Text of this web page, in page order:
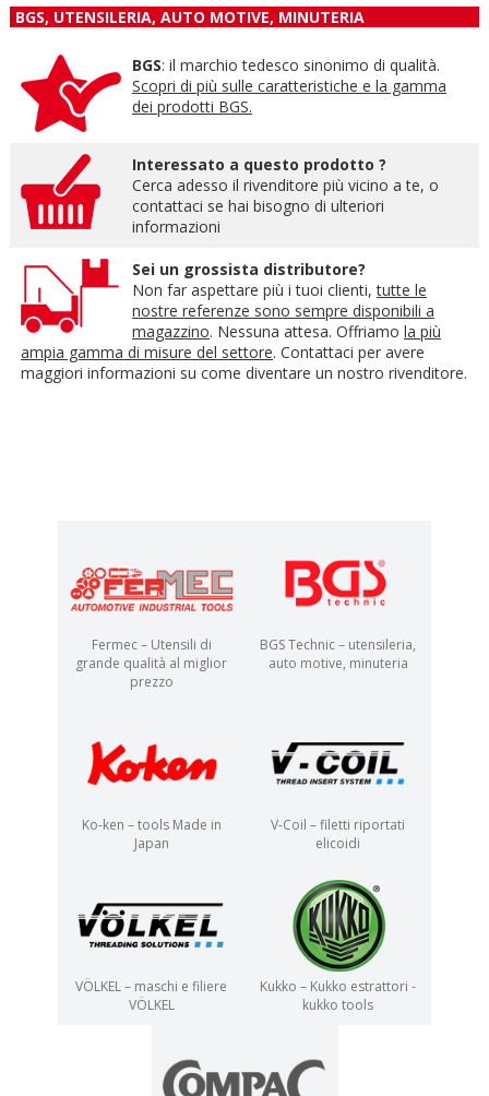
BGS, UTENSILERIA, AUTO MOTIVE, MINUTERIA
BGS: il marchio tedesco sinonimo di qualità.
Scopri di più sulle caratteristiche e la gamma
dei prodotti BGS.
Interessato a questo prodotto ?
Cerca adesso il rivenditore più vicino a te, o
contattaci se hai bisogno di ulteriori
informazioni
Sei un grossista distributore?
Non far aspettare più i tuoi clienti,tutte le
nostre referenze sono sempre disponibili a
magazzino. Nessuna attesa. Offriamo la più
ampia gamma di misure del settore. Contattaci per avere
maggiori informazioni su come diventare un nostro rivenditore.
Fermec – Utensili di
grande qualità al miglior
prezzo
BGS Technic – utensileria,
auto motive, minuteria
Ko-ken – tools Made in
Japan
V-Coil – filetti riportati
elicoidi
VÖLKEL – maschi e filiere
VÖLKEL
Kukko – Kukko estrattori -
kukko tools